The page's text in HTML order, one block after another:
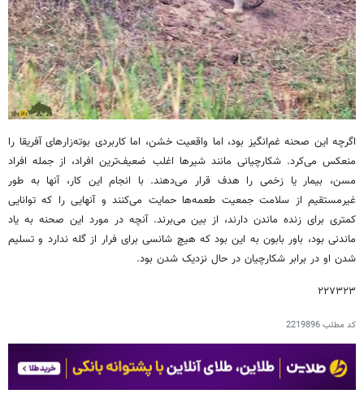
اگرچه این صحنه غم‌انگیز بود، اما واقعیت خشن، اما کاربردی بوته‌زارهای آفریقا را
منعکس می‌کرد. شکارچیانی مانند شیرها اغلب ضعیف‌ترین افراد، از جمله افراد
مسن، بیمار یا زخمی را هدف قرار می‌دهند. با انجام این کار، آنها به طور
غیرمستقیم از سلامت جمعیت طعمه‌ها حمایت می‌کنند و آنهایی را که توانایی
کمتری برای زنده ماندن دارند، از بین می‌برند. آنچه در مورد این صحنه به یاد
ماندنی بود، باور بابون به این بود که هیچ شانسی برای فرار از گله ندارد و تسلیم
شدن او در برابر شکارچیان در حال نزدیک شدن بود.
۲۲۷۳۲۳
کد مطلب2219896